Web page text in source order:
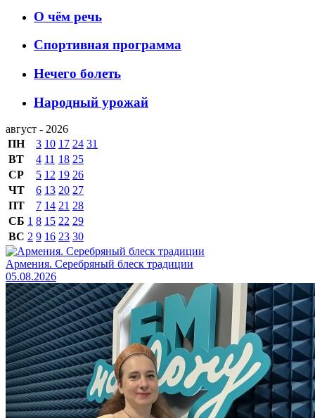
О чём речь
Спортивная программа
Нечего болеть
Народный урожай
август - 2026
ПН
3 10 17 24 31
ВТ
4 11 18 25
СР
5 12 19 26
ЧТ
6 13 20 27
ПТ
7 14 21 28
СБ 1 8 15 22 29
ВС 2 9 16 23 30
Армения. Серебряный блеск традиции
05.08.2026